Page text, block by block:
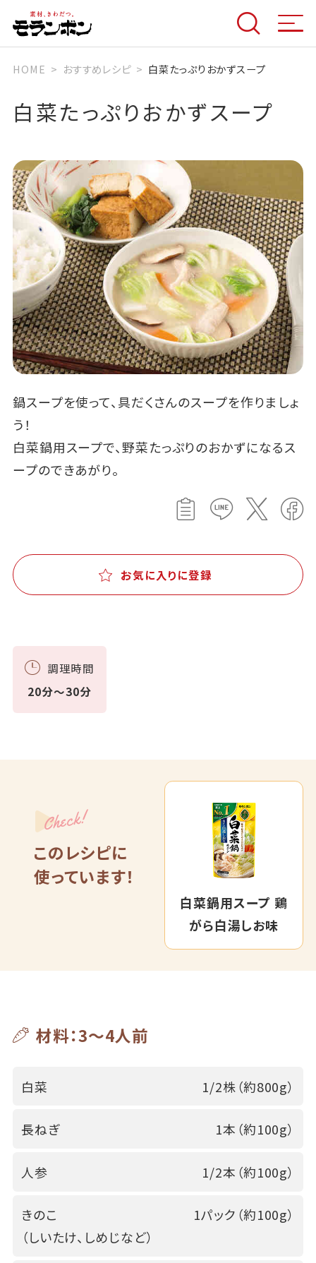
HOME おすすめレシピ 白菜たっぷりおかずスープ
白菜たっぷりおかずスープ
鍋スープを使って、具だくさんのスープを作りましょ
う！
白菜鍋用スープで、野菜たっぷりのおかずになるス
ープのできあがり。
お気に入りに登録
調理時間
20分～30分
Check!
このレシピに
使っています！
白菜鍋用スープ 鶏
がら白湯しお味
材料：3～4人前
白菜 1/2株（約800g）
長ねぎ 1本（約100g）
人参 1/2本（約100g）
きのこ
（しいたけ、しめじなど）
1パック（約100g）